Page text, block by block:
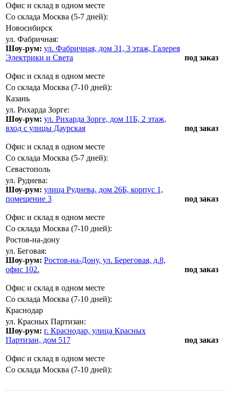
Офис и склад в одном месте
Со склада Москва (5-7 дней):
Новосибирск
ул. Фабричная:
Шоу-рум: ул. Фабричная, дом 31, 3 этаж, Галерея
Электрики и Света
Офис и склад в одном месте
под заказ
Со склада Москва (7-10 дней):
Казань
ул. Рихарда Зорге:
Шоу-рум: ул. Рихарда Зорге, дом 11Б, 2 этаж,
вход с улицы Даурская
Офис и склад в одном месте
под заказ
Со склада Москва (5-7 дней):
Севастополь
ул. Руднева:
Шоу-рум: улица Руднева, дом 26Б, корпус 1,
помещение 3
Офис и склад в одном месте
под заказ
Со склада Москва (7-10 дней):
Ростов-на-дону
ул. Беговая:
Шоу-рум: Ростов-на-Дону, ул. Береговая, д.8,
офис 102.
Офис и склад в одном месте
под заказ
Со склада Москва (7-10 дней):
Краснодар
ул. Красных Партизан:
Шоу-рум: г. Краснодар, улица Красных
Партизан, дом 517
Офис и склад в одном месте
под заказ
Со склада Москва (7-10 дней):